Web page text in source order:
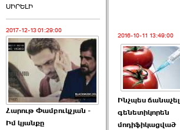
ՍԻՐԵԼԻ
2017-12-13 01:29:00
Հարութ Փամբուկչյան -
Իմ կյանքը
2016-10-11 13:49:00
Ինչպես ճանաչել
գենետիկորեն
մոդիֆիկացված